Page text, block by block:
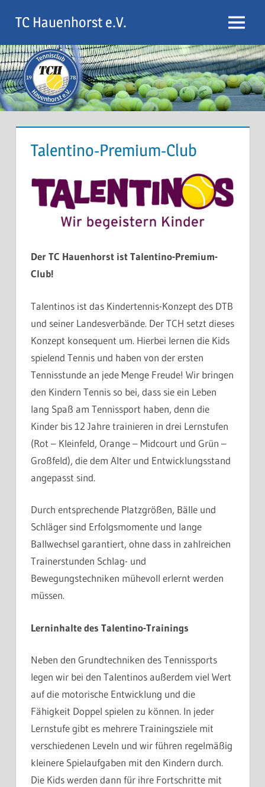
Inhalt
springen
TC Hauenhorst e.V. Menu
Talentino-Premium-Club
Der TC Hauenhorst ist Talentino-Premium-
Club!
Talentinos ist das Kindertennis-Konzept des DTB
und seiner Landesverbände. Der TCH setzt dieses
Konzept konsequent um. Hierbei lernen die Kids
spielend Tennis und haben von der ersten
Tennisstunde an jede Menge Freude! Wir bringen
den Kindern Tennis so bei, dass sie ein Leben
lang Spaß am Tennissport haben, denn die
Kinder bis 12 Jahre trainieren in drei Lernstufen
(Rot – Kleinfeld, Orange – Midcourt und Grün –
Großfeld), die dem Alter und Entwicklungsstand
angepasst sind.
Durch entsprechende Platzgrößen, Bälle und
Schläger sind Erfolgsmomente und lange
Ballwechsel garantiert, ohne dass in zahlreichen
Trainerstunden Schlag- und
Bewegungstechniken mühevoll erlernt werden
müssen.
Lerninhalte des Talentino-Trainings
Neben den Grundtechniken des Tennissports
legen wir bei den Talentinos außerdem viel Wert
auf die motorische Entwicklung und die
Fähigkeit Doppel spielen zu können. In jeder
Lernstufe gibt es mehrere Trainingsziele mit
verschiedenen Leveln und wir führen regelmäßig
kleinere Spielaufgaben mit den Kindern durch.
Die Kids werden dann für ihre Fortschritte mit